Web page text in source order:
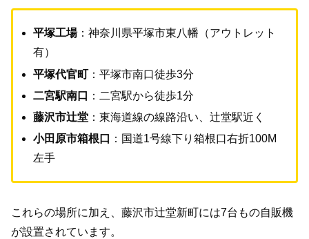
平塚工場：神奈川県平塚市東八幡（アウトレット
有）
平塚代官町：平塚市南口徒歩3分
二宮駅南口
：二宮駅から徒歩1分
藤沢市辻堂 ：東海道線の線路沿い、辻堂駅近く
小田原市箱根口
：国道1号線下り箱根口右折100M
左手
これらの場所に加え、藤沢市辻堂新町には7台もの自販機
が設置されています。